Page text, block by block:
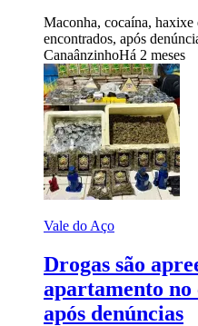
Maconha, cocaína, haxixe
encontrados, após
CanaânzinhoHá 2 meses
Vale do Aço
Drogas são
apartamento no
após denúncias